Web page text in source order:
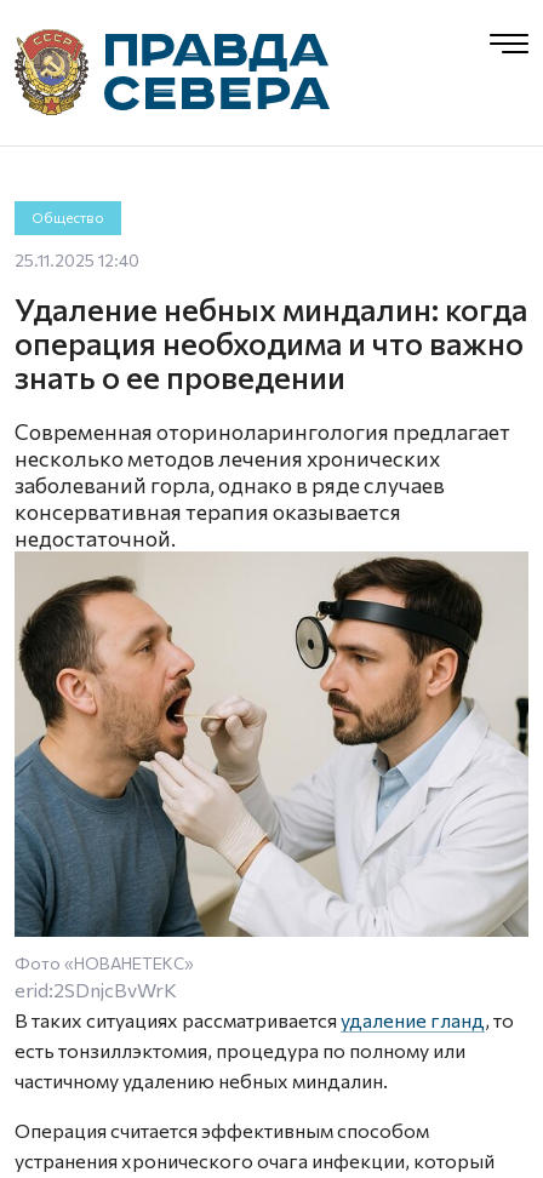
Общество
25.11.2025 12:40
Удаление небных миндалин: когда
операция необходима и что важно
знать о ее проведении
Современная оториноларингология предлагает
несколько методов лечения хронических
заболеваний горла, однако в ряде случаев
консервативная терапия оказывается
недостаточной.
Фото «НОВАНЕТЕКС»
erid:2SDnjcBvWrK
В таких ситуациях рассматривается удаление гланд, то
есть тонзиллэктомия, процедура по полному или
частичному удалению небных миндалин.
Операция считается эффективным способом
устранения хронического очага инфекции, который